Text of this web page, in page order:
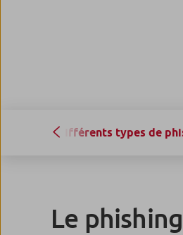
Différents types de
Le